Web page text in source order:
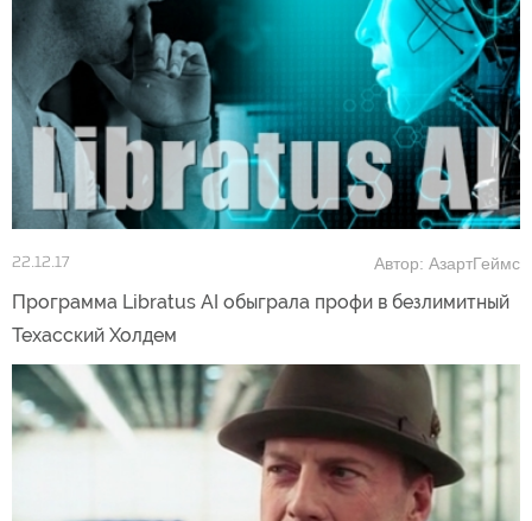
22.12.17 Автор: АзартГеймс
Программа Libratus AI обыграла профи в безлимитный
Техасский Холдем